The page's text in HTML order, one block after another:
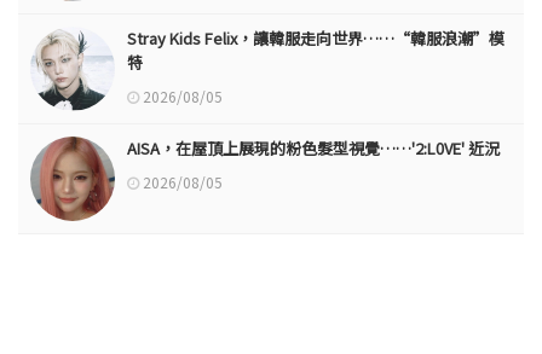
Stray Kids Felix，讓韓服走向世界……“韓服浪潮”模
特
2026/08/05
AISA，在屋頂上展現的粉色髮型視覺……'2:L0VE' 近況
2026/08/05